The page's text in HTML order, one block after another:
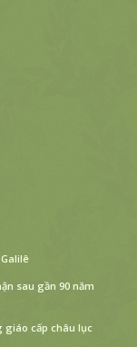
sau gần 90 năm
giáo cấp châu lục